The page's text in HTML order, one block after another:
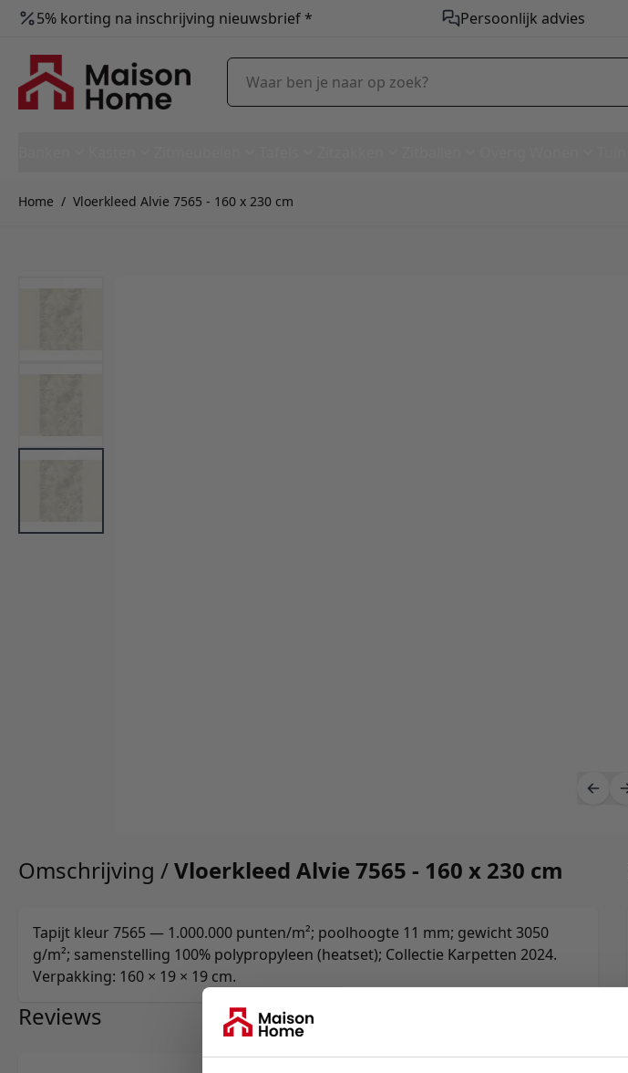
5% korting na inschrijving nieuwsbrief * Persoonlijk advies
Waar ben je naar op zoek?
Home / Vloerkleed Alvie 7565 - 160 x 230 cm
Vloerkleed Alvie 7565 - 160 x 230 cm
Omschrijving /Vloerkleed Alvie 7565 - 160 x 230 cm
Tapijt kleur 7565 — 1.000.000 punten/m²; poolhoogte 11 mm; gewicht 3050
g/m²; samenstelling 100% polypropyleen (heatset); Collectie Karpetten 2024.
Verpakking: 160 × 19 × 19 cm.
Reviews